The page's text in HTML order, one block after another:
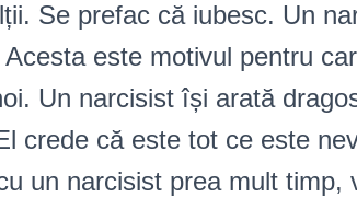
Se prefac că iubesc. Un
Acesta este motivul pentru
Un narcisist își arată
crede că este tot ce este
un narcisist prea mult timp,